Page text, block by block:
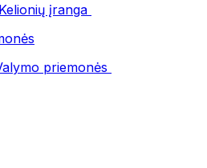
Kelionių įranga
priemonės